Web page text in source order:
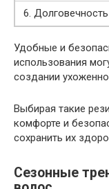
6.
Удобные и
использования
создании
Выбирая такие
комфорте и
сохранить их
Сезонные